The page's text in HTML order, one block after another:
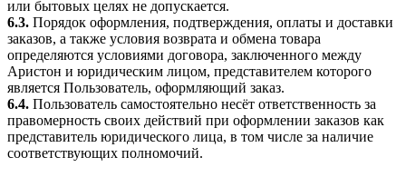
или бытовых целях не допускается.
6.3. Порядок оформления, подтверждения, оплаты и доставки
заказов, а также условия возврата и обмена товара
определяются условиями договора, заключенного между
Аристон и юридическим лицом, представителем которого
является Пользователь, оформляющий заказ.
6.4. Пользователь самостоятельно несёт ответственность за
правомерность своих действий при оформлении заказов как
представитель юридического лица, в том числе за наличие
соответствующих полномочий.